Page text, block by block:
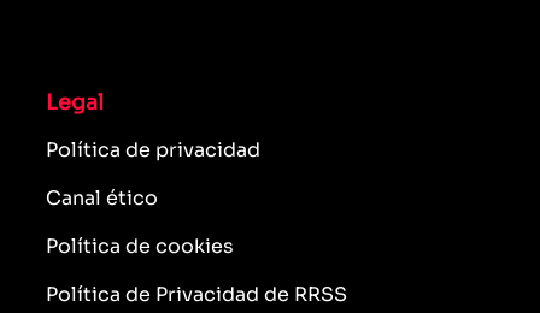
Legal
Política de privacidad
Canal ético
Política de cookies
Política de Privacidad de RRSS